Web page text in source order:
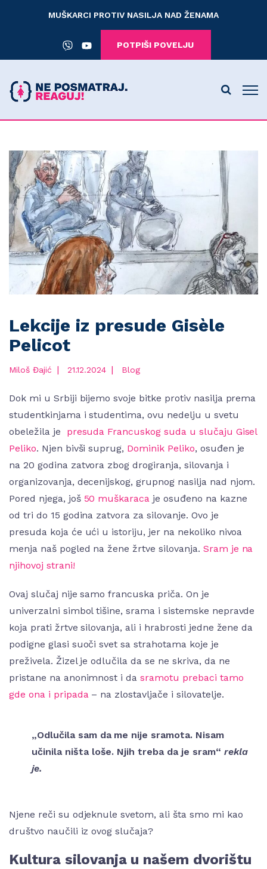
MUŠKARCI PROTIV NASILJA NAD ŽENAMA
POTPIŠI POVELJU
Lekcije iz presude Gisèle
Pelicot
Miloš Đajić | 21.12.2024 | Blog
Dok mi u Srbiji bijemo svoje bitke protiv nasilja prema
studentkinjama i studentima, ovu nedelju u svetu
obeležila je presuda Francuskog suda u slučaju Gisel
Peliko. Njen bivši suprug, Dominik Peliko, osuđen je
na 20 godina zatvora zbog drogiranja, silovanja i
organizovanja, decenijskog, grupnog nasilja nad njom.
Pored njega, još 50 muškaraca je osuđeno na kazne
od tri do 15 godina zatvora za silovanje. Ovo je
presuda koja će ući u istoriju, jer na nekoliko nivoa
menja naš pogled na žene žrtve silovanja. Sram je na
njihovoj strani!
Ovaj slučaj nije samo francuska priča. On je
univerzalni simbol tišine, srama i sistemske nepravde
koja prati žrtve silovanja, ali i hrabrosti jedne žene da
podigne glasi suoči svet sa strahotama koje je
preživela. Žizel je odlučila da se ne skriva, da ne
pristane na anonimnost i dasramotu prebaci tamo
gde ona i pripada– na zlostavljače i silovatelje.
„Odlučila sam da me nije sramota. Nisam
učinila ništa loše. Njih treba da je sram“ rekla
je.
Njene reči su odjeknule svetom, ali šta smo mi kao
društvo naučili iz ovog slučaja?
Kultura silovanja u našem dvorištu